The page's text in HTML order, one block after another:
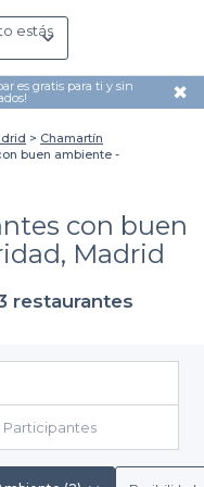
estás
es gratis para ti y sin ✖
Chamartín
buen ambiente -
con buen
Madrid
restaurantes
Participantes